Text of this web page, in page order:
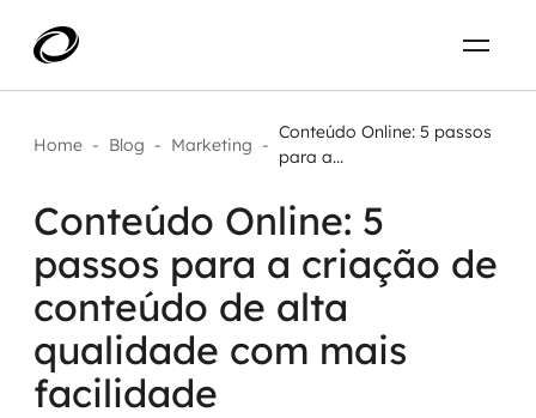
Aplicar IA com impacto real
AI / Machine Learning
IA Generativa
Projetos
Carreira
Home - Blog - Marketing -
Conteúdo Online: 5 passos
para a...
Conteúdo Online: 5
passos para a criação de
conteúdo de alta
qualidade com mais
facilidade